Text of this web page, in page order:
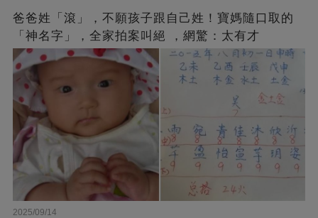
爸爸姓「滾」，不願孩子跟自己姓！寶媽隨口取的
「神名字」，全家拍案叫絕 ，網驚：太有才
2025/09/14